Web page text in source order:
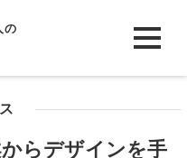
の
からデザインを手